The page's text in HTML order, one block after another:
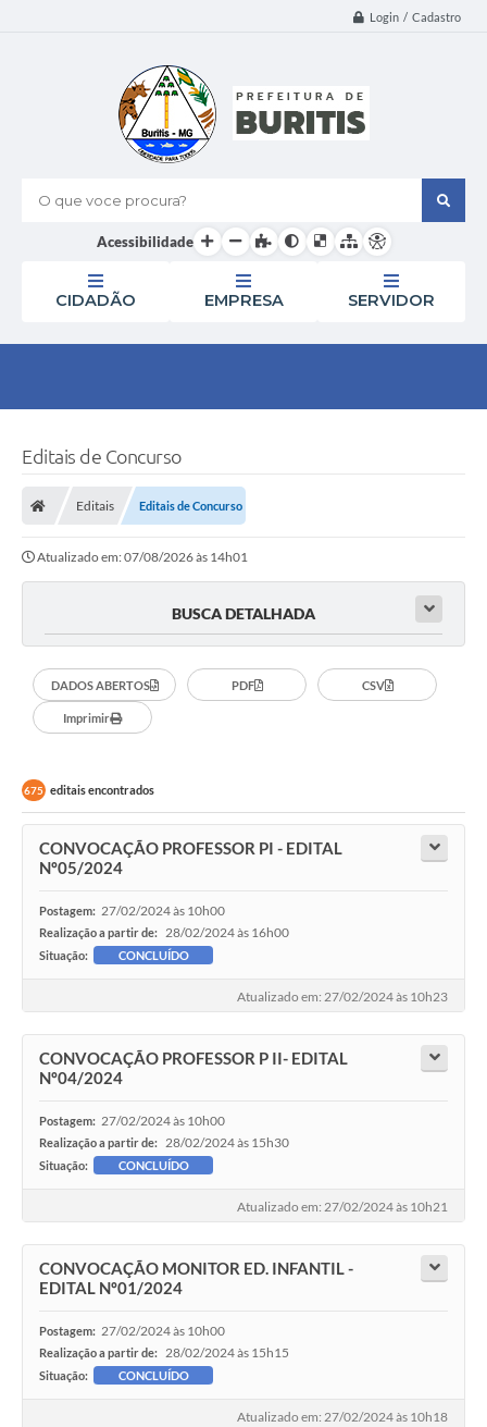
Login / Cadastro
O que voce procura?
Acessibilidade
CIDADÃO EMPRESA SERVIDOR
Editais de Concurso
Editais Editais de Concurso
Atualizado em: 07/08/2026 às 14h01
BUSCA DETALHADA
DADOS ABERTOS PDF CSV
Imprimir
675 editais encontrados
CONVOCAÇÃO PROFESSOR PI - EDITAL
Nº05/2024
Postagem: 27/02/2024 às 10h00
Realização a partir de: 28/02/2024 às 16h00
Situação: CONCLUÍDO
Atualizado em: 27/02/2024 às 10h23
CONVOCAÇÃO PROFESSOR P II- EDITAL
Nº04/2024
Postagem: 27/02/2024 às 10h00
Realização a partir de: 28/02/2024 às 15h30
Situação: CONCLUÍDO
Atualizado em: 27/02/2024 às 10h21
CONVOCAÇÃO MONITOR ED. INFANTIL -
EDITAL Nº01/2024
Postagem: 27/02/2024 às 10h00
Realização a partir de: 28/02/2024 às 15h15
Situação: CONCLUÍDO
Atualizado em: 27/02/2024 às 10h18